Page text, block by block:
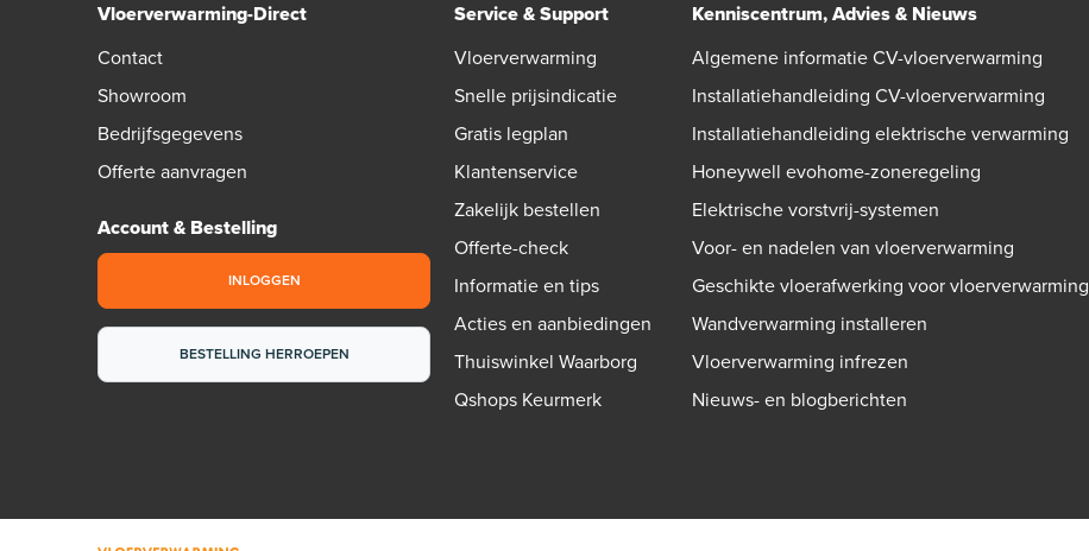
Vloerverwarming-Direct
Contact
Showroom
Bedrijfsgegevens
Offerte aanvragen
Account & Bestelling
INLOGGEN
BESTELLING HERROEPEN
Service & Support
Vloerverwarming
Snelle prijsindicatie
Gratis legplan
Klantenservice
Zakelijk bestellen
Offerte-check
Informatie en tips
Acties en aanbiedingen
Thuiswinkel Waarborg
Qshops Keurmerk
Kenniscentrum, Advies & Nieuws
Algemene informatie CV-vloerverwarming
Installatiehandleiding CV-vloerverwarming
Installatiehandleiding elektrische verwarming
Honeywell evohome-zoneregeling
Elektrische vorstvrij-systemen
Voor- en nadelen van vloerverwarming
Geschikte vloerafwerking voor vloerverwarming
Wandverwarming installeren
Vloerverwarming infrezen
Nieuws- en blogberichten